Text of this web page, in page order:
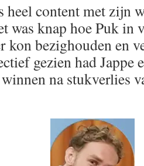
heel content met zijn
was knap hoe Puk in
kon bezighouden en
gezien had Jappe
na stukverlies